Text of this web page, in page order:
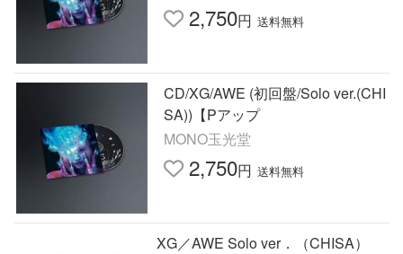
2,750円 送料無料
CD/XG/AWE (初回盤/Solo ver.(CHI
SA))【Pアップ
MONO玉光堂
2,750円 送料無料
XG／AWE Solo ver．（CHISA）